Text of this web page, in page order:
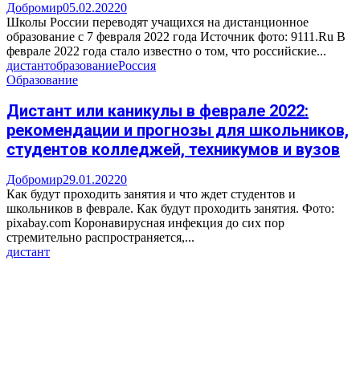
Добромир05.02.20220
Школы России переводят учащихся на дистанционное
образование с 7 февраля 2022 года Источник фото: 9111.Ru В
феврале 2022 года стало известно о том, что российские...
дистантобразованиеРоссия
Образование
Дистант или каникулы в феврале 2022:
рекомендации и прогнозы для школьников,
студентов колледжей, техникумов и вузов
Добромир29.01.20220
Как будут проходить занятия и что ждет студентов и
школьников в феврале. Как будут проходить занятия. Фото:
pixabay.com Коронавирусная инфекция до сих пор
стремительно распространяется,...
дистант